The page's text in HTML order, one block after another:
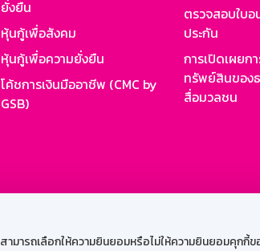
รถเลือกให้ความยินยอมหรือไม่ให้ความยินยอมคุกกี้ข
ยั่งยืน
หุ้นกู้เพื่อสังคม
หุ้นกู้เพื่อความยั่งยืน
โค้ชการเงินมืออาชีพ (CMC by
GSB)
ตรวจสอบใบ
ประกัน
การเปิดเผยก
ทรัพย์สินของ
สื่อมวลชน